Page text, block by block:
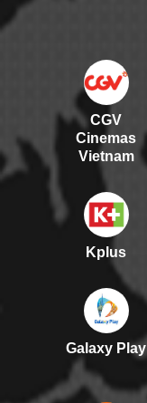
CGV
Cinemas
Vietnam
Kplus
Galaxy Play